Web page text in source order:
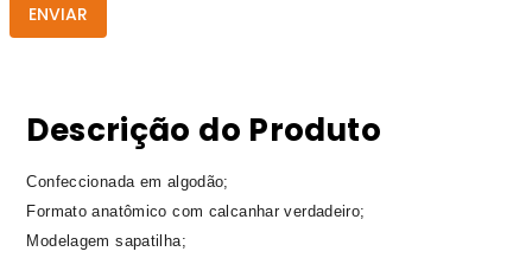
ENVIAR
Descrição do Produto
Confeccionada em algodão;
Formato anatômico com calcanhar verdadeiro;
Modelagem sapatilha;